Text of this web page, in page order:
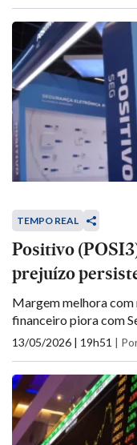
TEMPO REAL
Positivo
prejuízo
Margem melhora com
financeiro piora com
13/05/2026 | 19h51 |